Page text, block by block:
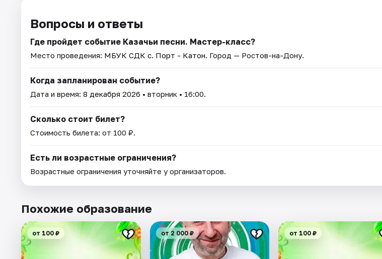
Вопросы и ответы
Где пройдет событие Казачьи песни. Мастер-класс?
Место проведения: МБУК СДК с. Порт - Катон. Город — Ростов-на-Дону.
Когда запланирован событие?
Дата и время: 8 декабря 2026 • вторник • 16:00.
Сколько стоит билет?
Стоимость билета: от 100 ₽.
Есть ли возрастные ограничения?
Возрастные ограничения уточняйте у организаторов.
Похожие образование
от 100 ₽ от 2 000 ₽ от 100 ₽